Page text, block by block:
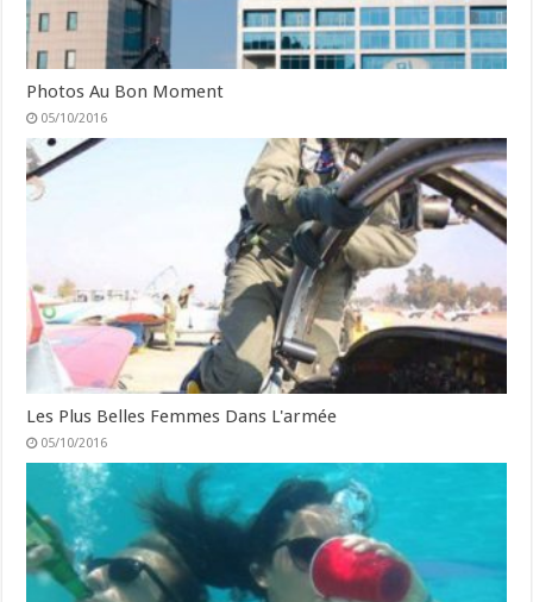
Photos Au Bon Moment
05/10/2016
Les Plus Belles Femmes Dans L'armée
05/10/2016